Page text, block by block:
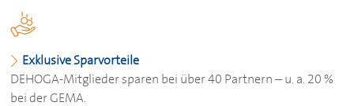
Exklusive Sparvorteile
DEHOGA-Mitglieder sparen bei über 40 Partnern – u. a. 20 %
bei der GEMA.